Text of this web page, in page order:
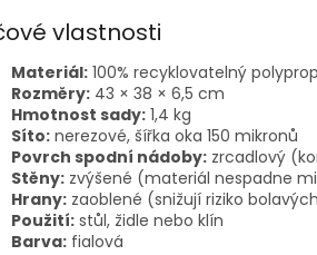
vlastnosti
Materiál: 100% recyklovatelný
Rozměry: 43 × 38 × 6,5 cm
Hmotnost sady: 1,4 kg
Síto: nerezové, šířka oka 150 mikronů
Povrch spodní nádoby: zrcadlový
Stěny: zvýšené (materiál nespadne
Hrany: zaoblené (snižují riziko
Použití: stůl, židle nebo klín
Barva: fialová